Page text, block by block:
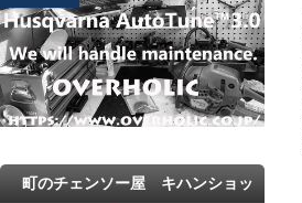
町のチェンソー屋 キハンショッ